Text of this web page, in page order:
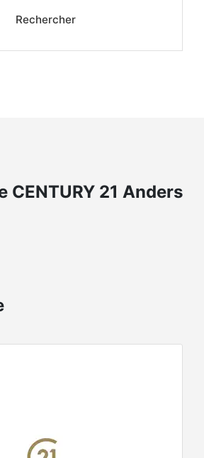
Rechercher
CENTURY 21 Anders